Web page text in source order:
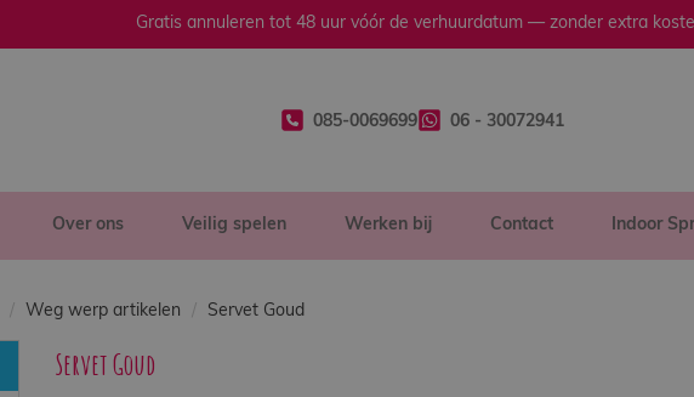
Gratis annuleren tot 48 uur vóór de verhuurdatum — zonder extra
085-0069699 06 - 30072941
Over ons Veilig spelen Werken bij Contact Indoor
Weg werp artikelen Servet Goud
Servet Goud